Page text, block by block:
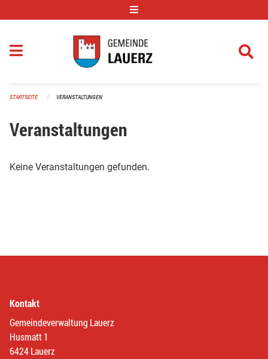
STARTSEITE VERANSTALTUNGEN
Veranstaltungen
Keine Veranstaltungen gefunden.
Kontakt
Gemeindeverwaltung Lauerz
Husmatt 1
6424 Lauerz